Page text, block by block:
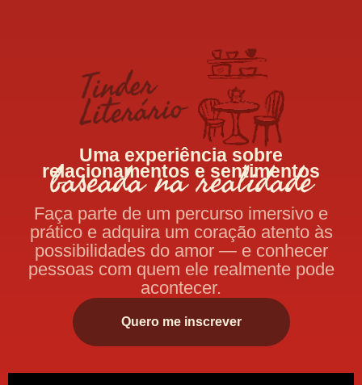
Uma experiência sobre
relacionamentos e sentimentos
baseada na realidade
Faça parte de um percurso imersivo e
prático e adquira um coração atento às
possibilidades do amor — e conhecer
pessoas com quem ele realmente pode
acontecer.
Quero me inscrever